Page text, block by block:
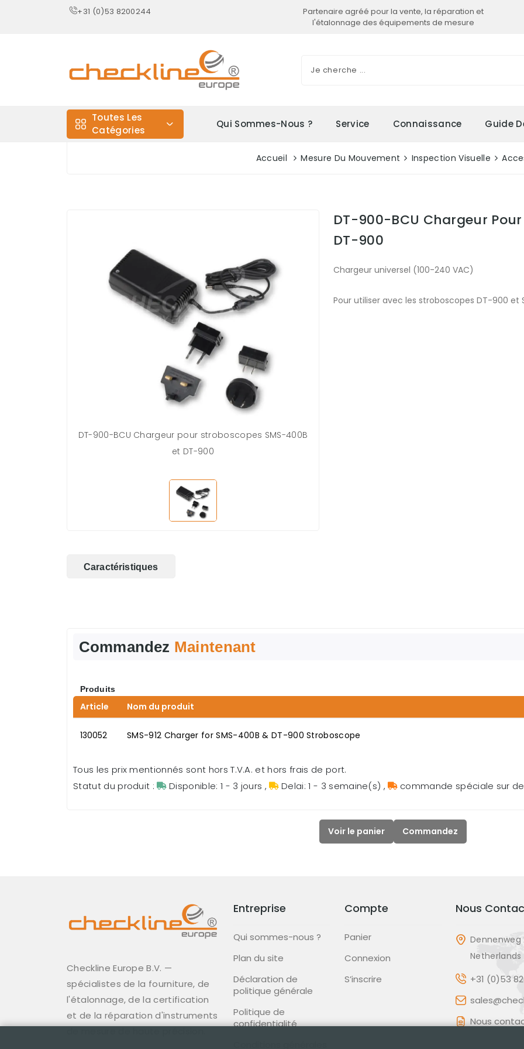
+31 (0)53 8200244
Partenaire agréé pour la vente, la réparation et
l'étalonnage des équipements de mesure
Toutes Les
Catégories
Qui Sommes-Nous ? Service Connaissance Guide
Accueil Mesure Du Mouvement Inspection Visuelle
DT-900-BCU Chargeur pour stroboscopes SMS-400B
et DT-900
DT-900-BCU Chargeur
DT-900
Chargeur universel (100-240 VAC)
Pour utiliser avec les stroboscopes DT-900 et
Caractéristiques
Commandez Maintenant
Produits
Article Nom du produit
130052 SMS-912 Charger for SMS-400B & DT-900 Stroboscope
Tous les prix mentionnés sont hors T.V.A. et hors frais de port.
Statut du produit :
Disponible: 1 - 3 jours , Delai: 1 - 3 semaine(s) , commande spéciale sur
Voir le panier Commandez
Checkline Europe B.V. —
spécialistes de la fourniture, de
l'étalonnage, de la certification
et de la réparation d'instruments
Entreprise
Qui sommes-nous ?
Plan du site
Déclaration de
politique générale
Politique de
confidentialité
Compte
Panier
Connexion
S’inscrire
Nous
Dennenweg
Netherlands
+31 (0)53
Nous